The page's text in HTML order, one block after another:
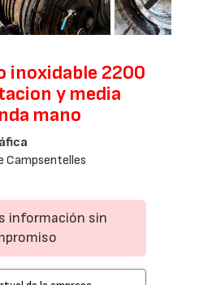
Next
inoxidable 2200
y media
mano
Campsentelles
información sin